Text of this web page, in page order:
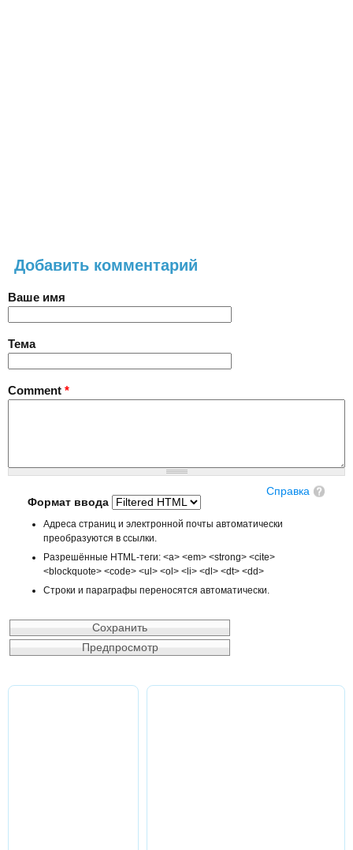
Добавить комментарий
Ваше имя
Тема
Comment *
Справка
Формат ввода
Адреса страниц и электронной почты автоматически
преобразуются в ссылки.
Разрешённые HTML-теги: <a> <em> <strong> <cite>
<blockquote> <code> <ul> <ol> <li> <dl> <dt> <dd>
Строки и параграфы переносятся автоматически.